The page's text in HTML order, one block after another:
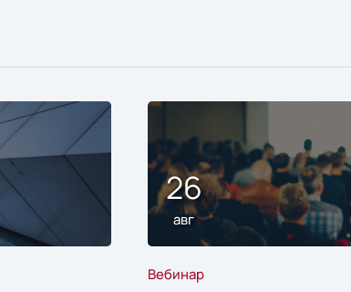
26
авг
Вебинар